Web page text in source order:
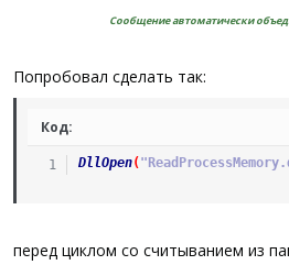
Сообщение автоматически
Попробовал сделать так:
Код:
DllOpen(
перед циклом со считыванием из